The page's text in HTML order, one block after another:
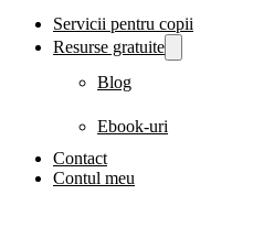
Servicii pentru copii
Resurse gratuite
Blog
Ebook-uri
Contact
Contul meu